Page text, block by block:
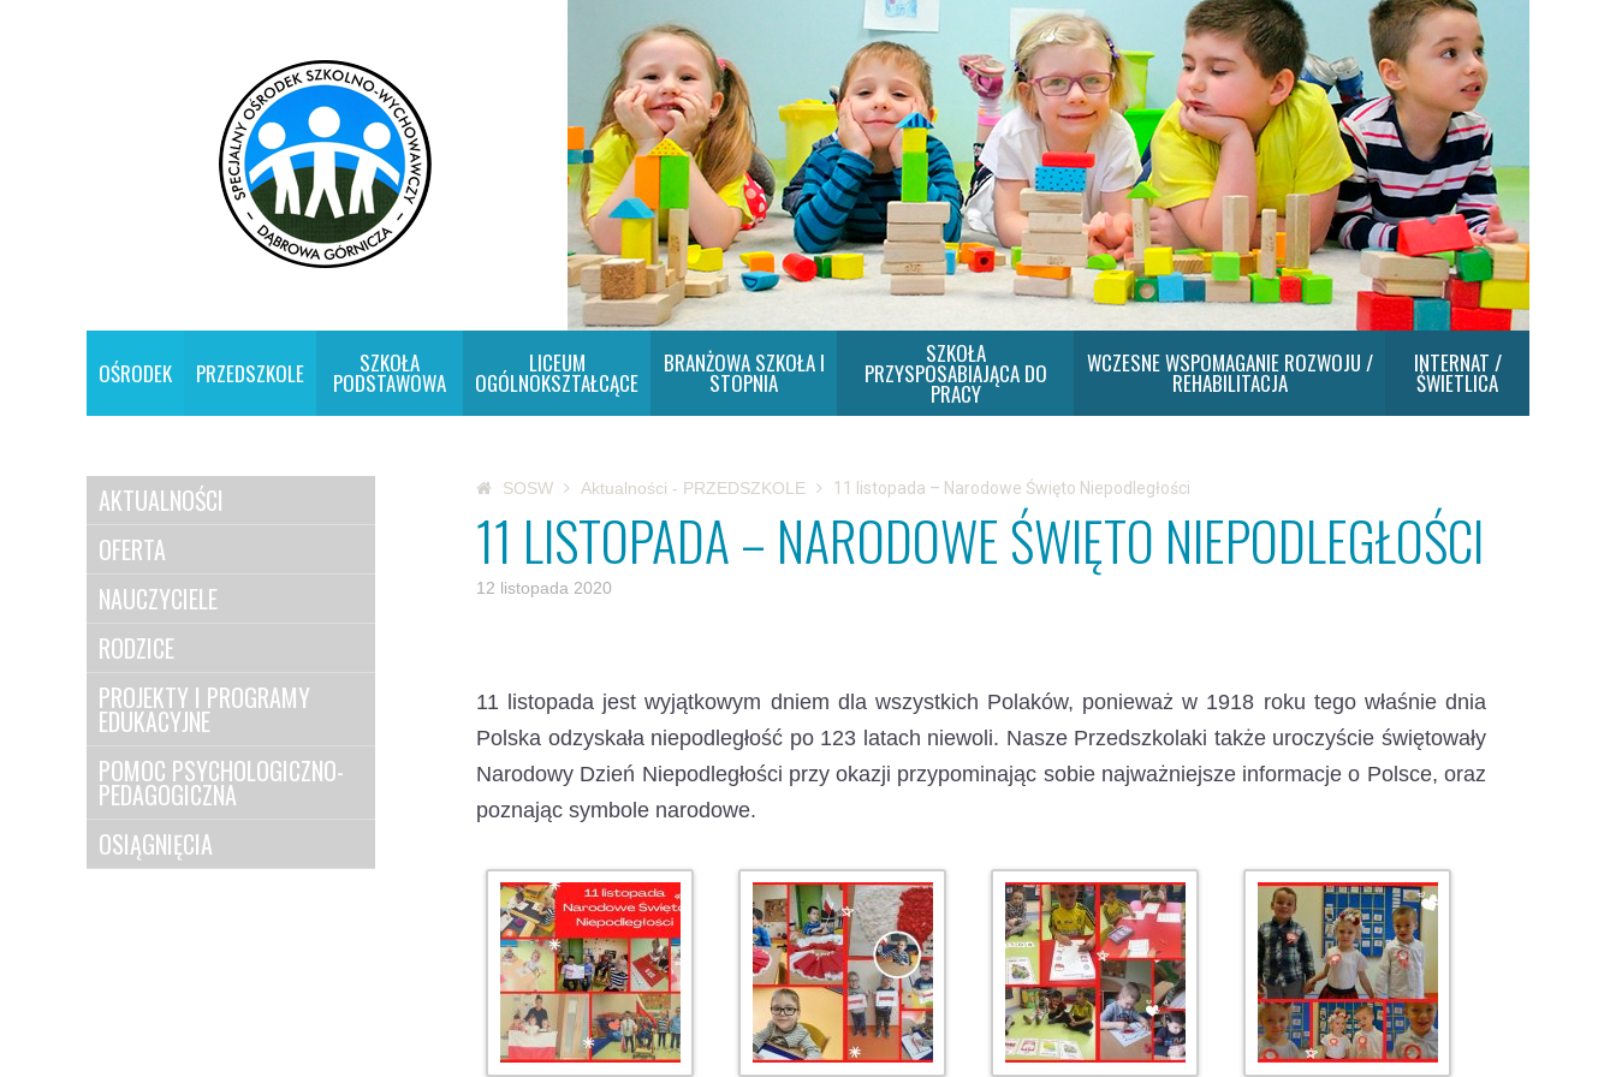
OŚRODEK PRZEDSZKOLE SZKOŁA
PODSTAWOWA
LICEUM
OGÓLNOKSZTAŁCĄCE
BRANŻOWA SZKOŁA I
STOPNIA
SZKOŁA
PRZYSPOSABIAJĄCA DO
PRACY
WCZESNE WSPOMAGANIE ROZWOJU /
REHABILITACJA
INTERNAT /
ŚWIETLICA
AKTUALNOŚCI
OFERTA
NAUCZYCIELE
RODZICE
PROJEKTY I PROGRAMY
EDUKACYJNE
POMOC PSYCHOLOGICZNO-
PEDAGOGICZNA
OSIĄGNIĘCIA
SOSW Aktualności - PRZEDSZKOLE 11 listopada – Narodowe Święto Niepodległości
11 LISTOPADA – NARODOWE ŚWIĘTO NIEPODLEGŁOŚCI
12 listopada 2020
11 listopada jest wyjątkowym dniem dla wszystkich Polaków, ponieważ w 1918 roku tego właśnie dnia
Polska odzyskała niepodległość po 123 latach niewoli. Nasze Przedszkolaki także uroczyście świętowały
Narodowy Dzień Niepodległości przy okazji przypominając sobie najważniejsze informacje o Polsce, oraz
poznając symbole narodowe.